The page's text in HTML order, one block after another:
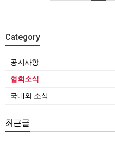
Category
공지사항
협회소식
국내외 소식
최근글